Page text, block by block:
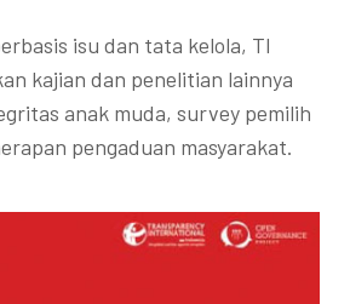
isu dan tata kelola, TI
kajian dan penelitian lainnya
anak muda, survey pemilih
pengaduan masyarakat.